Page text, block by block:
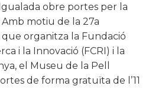
obre portes per la
motiu de la 27a
que organitza la Fundació
i la Innovació (FCRI) i la
el Museu de la Pell
de forma gratuïta de l’11